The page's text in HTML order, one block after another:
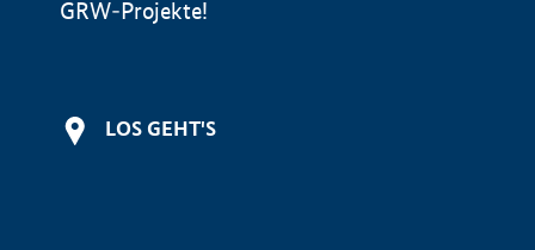
GRW-Projekte!
LOS GEHT'S